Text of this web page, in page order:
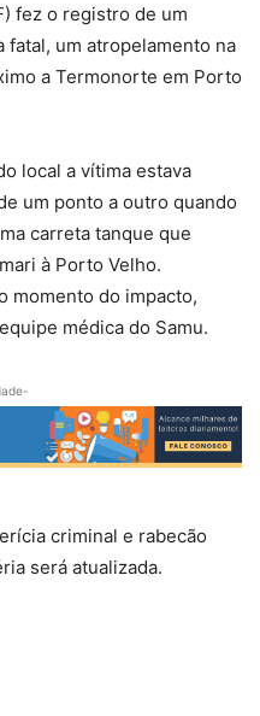
fez o registro de um
um atropelamento na
a Termonorte em Porto
local a vítima estava
um ponto a outro quando
carreta tanque que
à Porto Velho.
momento do impacto,
médica do Samu.
criminal e rabecão
será atualizada.